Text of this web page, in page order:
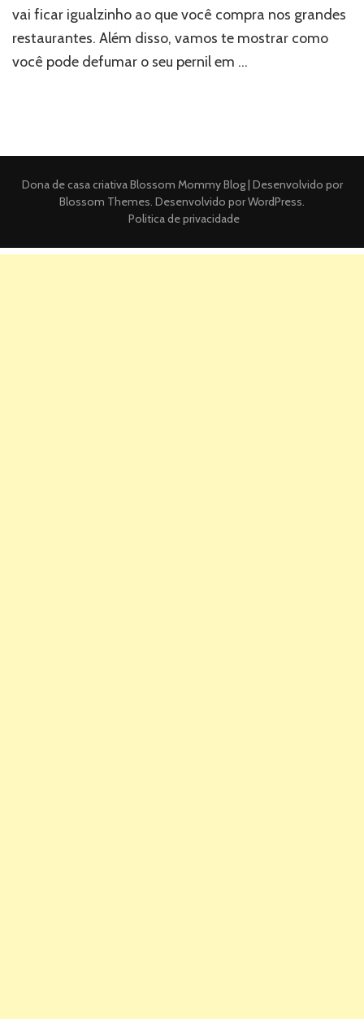
vai ficar igualzinho ao que você compra nos grandes
restaurantes. Além disso, vamos te mostrar como
você pode defumar o seu pernil em …
Dona de casa criativaBlossom Mommy Blog | Desenvolvido por
Blossom Themes. Desenvolvido porWordPress.
Politica de privacidade